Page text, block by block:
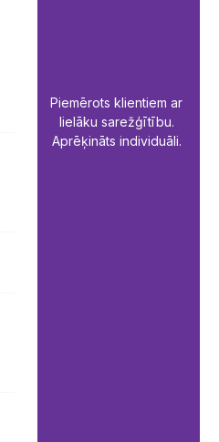
Piemērots klientiem ar
lielāku sarežģītību.
Aprēķināts individuāli.